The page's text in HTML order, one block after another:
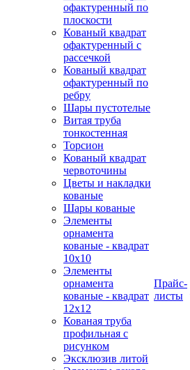
офактуренный по
плоскости
Кованый квадрат
офактуренный с
рассечкой
Кованый квадрат
офактуренный по
ребру
Шары пустотелые
Витая труба
тонкостенная
Торсион
Кованый квадрат
червоточины
Цветы и накладки
кованые
Шары кованые
Элементы
орнамента
кованые - квадрат
10х10
Элементы
орнамента
кованые - квадрат
12х12
Кованая труба
профильная с
рисунком
Эксклюзив литой
Прайс-
листы